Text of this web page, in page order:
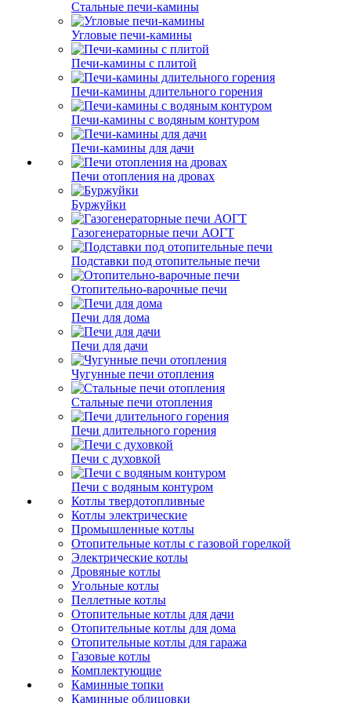
Стальные печи-камины
Угловые печи-камины
Печи-камины с плитой
Печи-камины длительного горения
Печи-камины с водяным контуром
Печи-камины для дачи
Печи отопления на дровах
Буржуйки
Газогенераторные печи АОГТ
Подставки под отопительные печи
Отопительно-варочные печи
Печи для дома
Печи для дачи
Чугунные печи отопления
Стальные печи отопления
Печи длительного горения
Печи с духовкой
Печи с водяным контуром
Котлы твердотопливные
Котлы электрические
Промышленные котлы
Отопительные котлы с газовой горелкой
Электрические котлы
Дровяные котлы
Угольные котлы
Пеллетные котлы
Отопительные котлы для дачи
Отопительные котлы для дома
Отопительные котлы для гаража
Газовые котлы
Комплектующие
Каминные топки
Каминные облицовки